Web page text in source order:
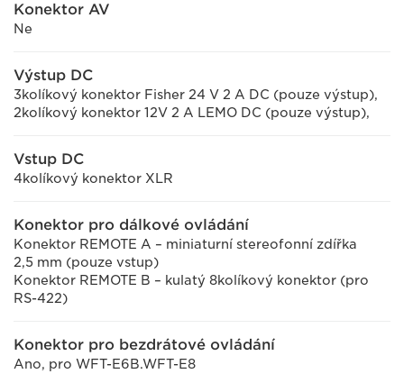
Konektor AV
Ne
Výstup DC
3kolíkový konektor Fisher 24 V 2 A DC (pouze výstup),
2kolíkový konektor 12V 2 A LEMO DC (pouze výstup),
Vstup DC
4kolíkový konektor XLR
Konektor pro dálkové ovládání
Konektor REMOTE A – miniaturní stereofonní zdířka
2,5 mm (pouze vstup)
Konektor REMOTE B – kulatý 8kolíkový konektor (pro
RS-422)
Konektor pro bezdrátové ovládání
Ano, pro WFT-E6B.WFT-E8